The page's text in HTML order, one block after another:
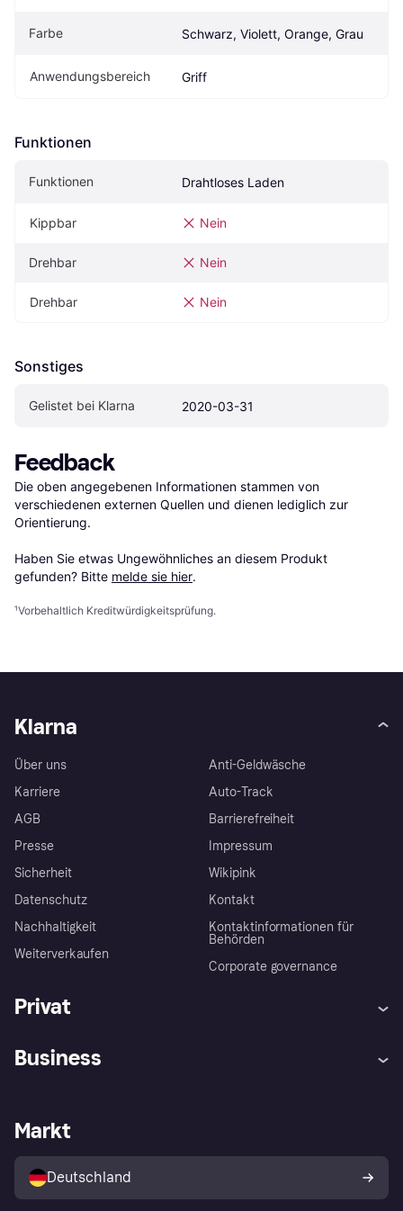
Farbe Schwarz, Violett, Orange, Grau
Anwendungsbereich Griff
Funktionen
Funktionen Drahtloses Laden
Kippbar Nein
Drehbar Nein
Drehbar Nein
Sonstiges
Gelistet bei Klarna 2020-03-31
Feedback
Die oben angegebenen Informationen stammen von
verschiedenen externen Quellen und dienen lediglich zur
Orientierung.
Haben Sie etwas Ungewöhnliches an diesem Produkt
gefunden? Bitte melde sie hier.
¹Vorbehaltlich Kreditwürdigkeitsprüfung.
Klarna
Über uns
Karriere
AGB
Presse
Sicherheit
Datenschutz
Nachhaltigkeit
Weiterverkaufen
Anti-Geldwäsche
Auto-Track
Barrierefreiheit
Impressum
Wikipink
Kontakt
Kontaktinformationen für
Behörden
Corporate governance
Privat
Klarna App
Shops entdecken
Käuferschutzrichtlinie
Dein Widerrufsrecht
Business
Händlerportal
Markt
Deutschland